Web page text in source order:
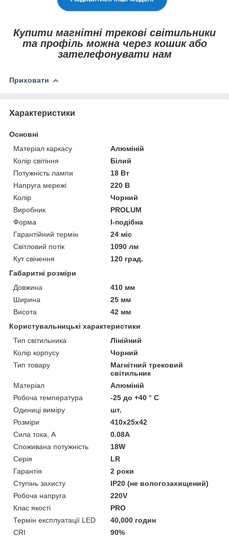
Купити магнітні трекові світильники
та профіль можна через кошик або
зателефонувати нам
Приховати
Характеристики
Основні
Матеріал каркасу
Алюміній
Колір світіння
Білий
Потужність лампи
18 Вт
Напруга мережі
220 В
Колір
Чорний
Виробник
PROLUM
Форма
I-подібна
Гарантійний термін
24 міс
Світловий потік
1090 лм
Кут свічення
120 град.
Габаритні розміри
Довжина
410 мм
Ширина
25 мм
Висота
42 мм
Користувальницькі характеристики
Тип світильника
Лінійний
Колір корпусу
Чорний
Тип товару
Магнітний трековий
світильник
Матеріал
Алюміній
Робоча температура
-25 до +40 ° С
Одиниці виміру
шт.
Розміри
410х25х42
Сила тока, А
0.08А
Споживана потужність
18W
Серія
LR
Гарантія
2 роки
Ступінь захисту
IP20 (не вологозахищений)
Робоча напруга
220V
Клас якості
PRO
Термін експлуатації LED
40,000 годин
CRI
90%